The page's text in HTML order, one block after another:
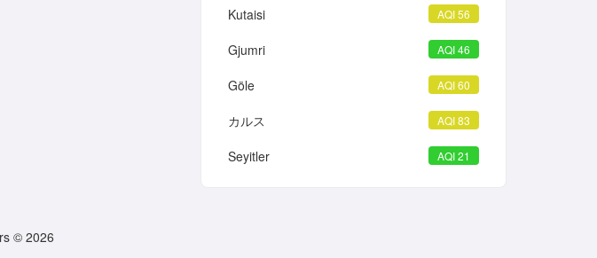
Kutaisi AQI 56
Gjumri AQI 46
Göle AQI 60
カルス AQI 83
Seyitler AQI 21
© 2026